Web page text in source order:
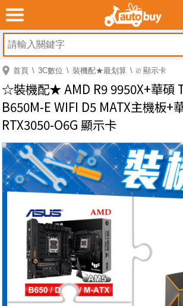
首頁 3C數位 裝機配★最划算 ⎚ 顯示卡
☆裝機配★ AMD R9 9950X+華碩
B650M-E WIFI D5 MATX主機板+
RTX3050-O6G 顯示卡